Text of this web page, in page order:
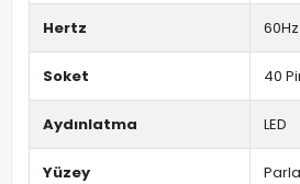
Hertz 60Hz
Soket 40
Aydınlatma LED
Yüzey